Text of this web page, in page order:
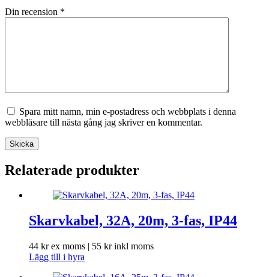
Din recension *
Spara mitt namn, min e-postadress och webbplats i denna
webbläsare till nästa gång jag skriver en kommentar.
Skicka
Relaterade produkter
Skarvkabel, 32A, 20m, 3-fas, IP44
44 krex moms | 55 krinkl moms
Lägg till i hyra